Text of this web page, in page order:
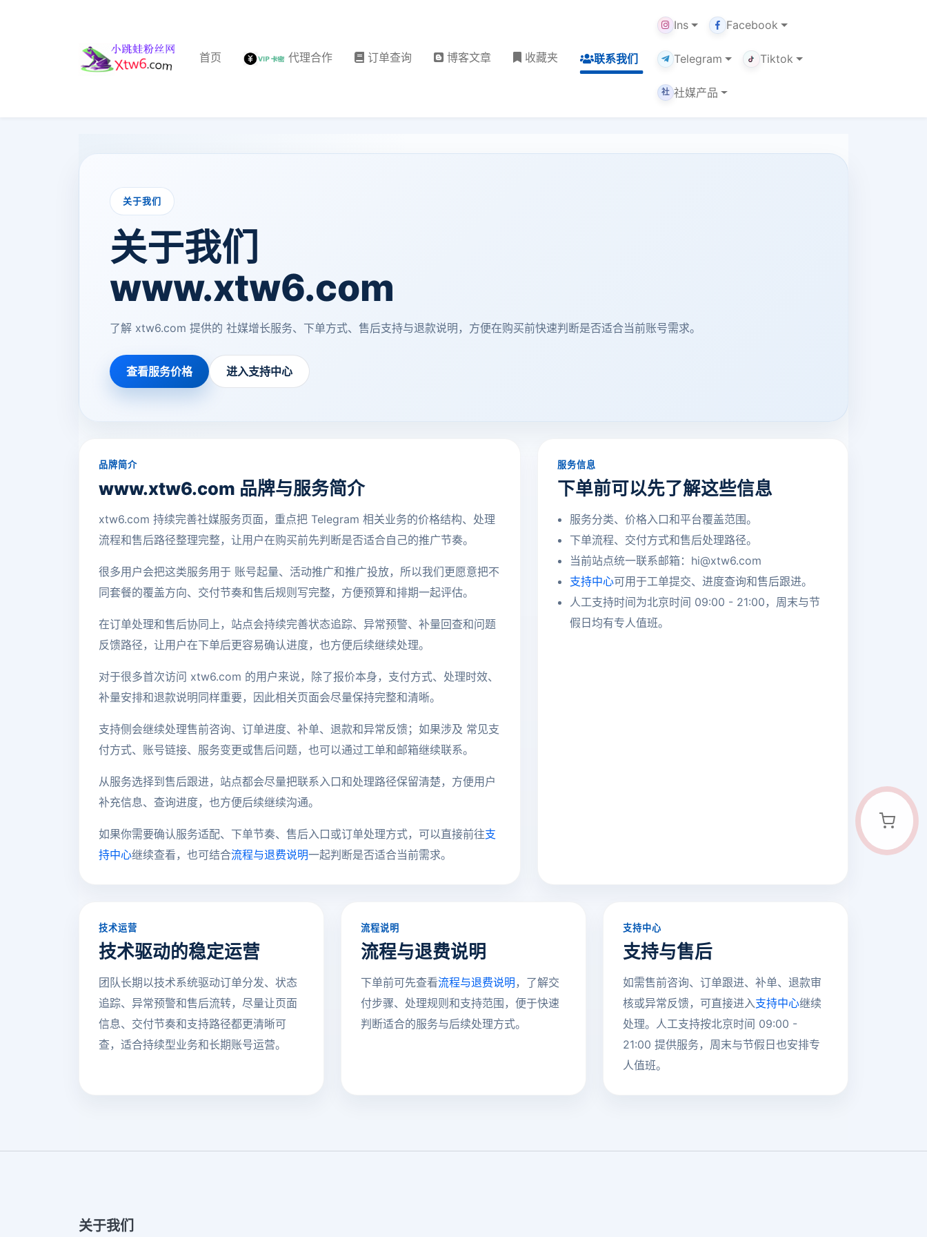
首页 代理合作 订单查询 博客文章 收藏夹 联系我们
Ins Facebook
Telegram Tiktok
社 社媒产品
关于我们
关于我们
www.xtw6.com
了解 xtw6.com 提供的 社媒增长服务、下单方式、售后支持与退款说明，方便在购买前快速判断是否适合当前账号需求。
查看服务价格 进入支持中心
品牌简介
www.xtw6.com 品牌与服务简介
xtw6.com 持续完善社媒服务页面，重点把 Telegram 相关业务的价格结构、处理
流程和售后路径整理完整，让用户在购买前先判断是否适合自己的推广节奏。
很多用户会把这类服务用于 账号起量、活动推广和推广投放，所以我们更愿意把不
同套餐的覆盖方向、交付节奏和售后规则写完整，方便预算和排期一起评估。
在订单处理和售后协同上，站点会持续完善状态追踪、异常预警、补量回查和问题
反馈路径，让用户在下单后更容易确认进度，也方便后续继续处理。
对于很多首次访问 xtw6.com 的用户来说，除了报价本身，支付方式、处理时效、
补量安排和退款说明同样重要，因此相关页面会尽量保持完整和清晰。
支持侧会继续处理售前咨询、订单进度、补单、退款和异常反馈；如果涉及 常见支
付方式、账号链接、服务变更或售后问题，也可以通过工单和邮箱继续联系。
从服务选择到售后跟进，站点都会尽量把联系入口和处理路径保留清楚，方便用户
补充信息、查询进度，也方便后续继续沟通。
如果你需要确认服务适配、下单节奏、售后入口或订单处理方式，可以直接前往支
持中心继续查看，也可结合流程与退费说明一起判断是否适合当前需求。
服务信息
下单前可以先了解这些信息
服务分类、价格入口和平台覆盖范围。
下单流程、交付方式和售后处理路径。
当前站点统一联系邮箱：hi@xtw6.com
支持中心可用于工单提交、进度查询和售后跟进。
人工支持时间为北京时间 09:00 - 21:00，周末与节
假日均有专人值班。
技术运营
技术驱动的稳定运营
团队长期以技术系统驱动订单分发、状态
追踪、异常预警和售后流转，尽量让页面
信息、交付节奏和支持路径都更清晰可
查，适合持续型业务和长期账号运营。
流程说明
流程与退费说明
下单前可先查看流程与退费说明 ，了解交
付步骤、处理规则和支持范围，便于快速
判断适合的服务与后续处理方式。
支持中心
支持与售后
如需售前咨询、订单跟进、补单、退款审
核或异常反馈，可直接进入支持中心继续
处理。人工支持按北京时间 09:00 -
21:00 提供服务，周末与节假日也安排专
人值班。
关于我们